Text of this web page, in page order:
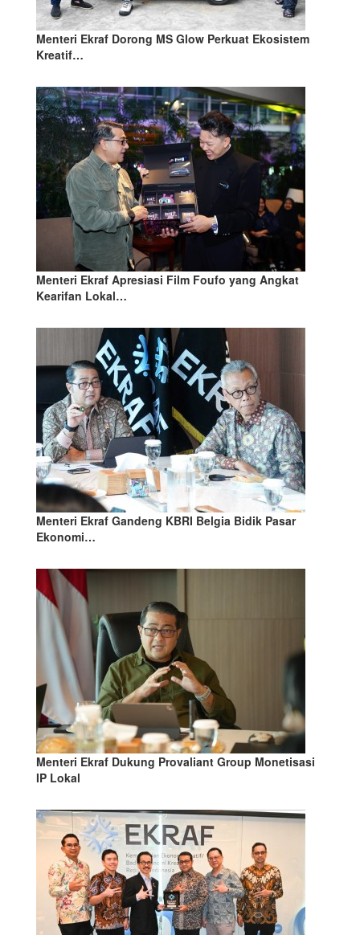
Menteri Ekraf Dorong MS Glow Perkuat Ekosistem
Kreatif…
Menteri Ekraf Apresiasi Film Foufo yang Angkat
Kearifan Lokal…
Menteri Ekraf Gandeng KBRI Belgia Bidik Pasar
Ekonomi…
Menteri Ekraf Dukung Provaliant Group Monetisasi
IP Lokal